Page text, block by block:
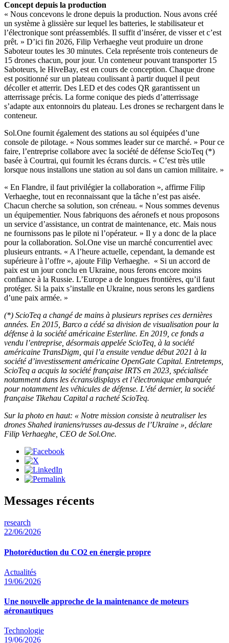
Concept depuis la production
« Nous concevons le drone depuis la production. Nous avons créé
un système à glissière sur lequel les batteries, le stabilisateur et
l’électronique sont préassemblés. Il suffit d’insérer, de visser et c’est
prêt. » D’ici fin 2026, Filip Verhaeghe veut produire un drone
Saboteur toutes les 30 minutes. Cela représente trois conteneurs de
15 drones chacun, pour jour. Un conteneur pouvant transporter 15
Saboteurs, le HiveBay, est en cours de conception. Chaque drone
est positionné sur un plateau coulissant à partir duquel il peut
décoller et atterrir. Des LED et des codes QR garantissent un
atterrissage précis. La forme conique des pieds d’atterrissage
s’adapte aux entonnoirs du plateau. Les drones se rechargent dans le
conteneur.
Sol.One fournit également des stations au sol équipées d’une
console de pilotage. « Nous sommes leader sur ce marché. » Pour ce
faire, l’entreprise collabore avec la société de défense ScioTeq (*)
basée à Courtrai, qui fournit les écrans durcis. « C’est très utile
lorsque nous installons une station au sol dans un camion militaire. »
« En Flandre, il faut privilégier la collaboration », affirme Filip
Verhaeghe, tout en reconnaissant que la tâche n’est pas aisée.
Chacun cherche sa solution, son créneau. « Nous sommes devenus
un équipementier. Nous fabriquons des aéronefs et nous proposons
un service d’assistance, un contrat de maintenance, etc. Mais nous
ne fournissons pas le pilote ni l’opérateur. » Il y a donc de la place
pour la collaboration. Sol.One vise un marché concurrentiel avec
plusieurs entrants. « A l’heure actuelle, cependant, la demande est
supérieure à l’offre », ajoute Filip Verhaeghe. « Si un accord de
paix est un jour conclu en Ukraine, nous ferons encore moins
confiance à la Russie. L’Europe a de longues frontières, qu’il faut
protéger. Si la paix s’installe en Ukraine, nous serons les gardiens
d’une paix armée. »
(*) ScioTeq a changé de mains à plusieurs reprises ces dernières
années. En 2015, Barco a cédé sa division de visualisation pour la
défense à la société américaine Esterline. En 2019, ce fonds a
vendu l’entreprise, désormais appelée ScioTeq, à la société
américaine TransDigm, qui l’a ensuite vendue début 2021 à la
société d’investissement américaine OpenGate Capital. Entretemps,
ScioTeq a acquis la société française IRTS en 2023, spécialisée
notamment dans les écrans/displays et l’électronique embarquée
pour notamment les véhicules de défense. L’été dernier, la société
française Tikehau Capital a racheté ScioTeq.
Sur la photo en haut: « Notre mission consiste à neutraliser les
drones Shahed iraniens/russes au-dessus de l’Ukraine », déclare
Filip Verhaeghe, CEO de Sol.One.
Messages récents
research
22/06/2026
Photoréduction du CO2 en énergie propre
Actualités
19/06/2026
Une nouvelle approche de la maintenance de moteurs
aéronautiques
Technologie
19/06/2026